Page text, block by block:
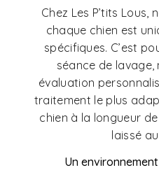
Chez Les P’tits
chaque chien est
spécifiques. C’est
séance de lavage,
évaluation
traitement le plus
chien à la longueur
laissé
Un